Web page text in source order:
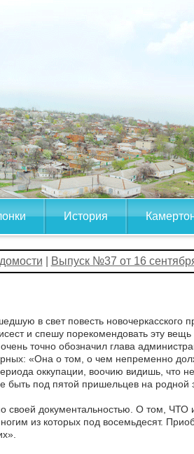
История
Выпуск №37 от 16
в свет повесть новочеркасского
и спешу порекомендовать эту
точно обозначил глава
«Она о том, о чем непременно
оккупации, воочию видишь, что
быть под пятой пришельцев на
своей документальностью. О том, ЧТО
из которых под восемьдесят.